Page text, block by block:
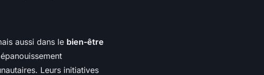
aussi dans le bien-être
Leurs initiatives